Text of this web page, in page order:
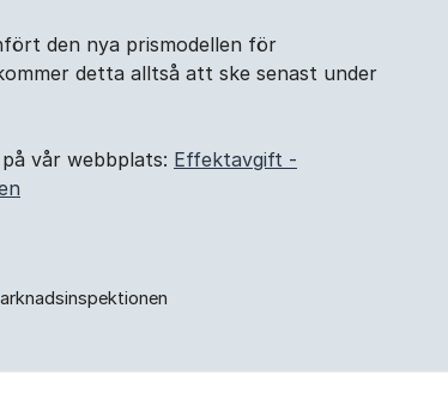
den nya prismodellen för
detta alltså att ske senast under
vår webbplats: Effektavgift -